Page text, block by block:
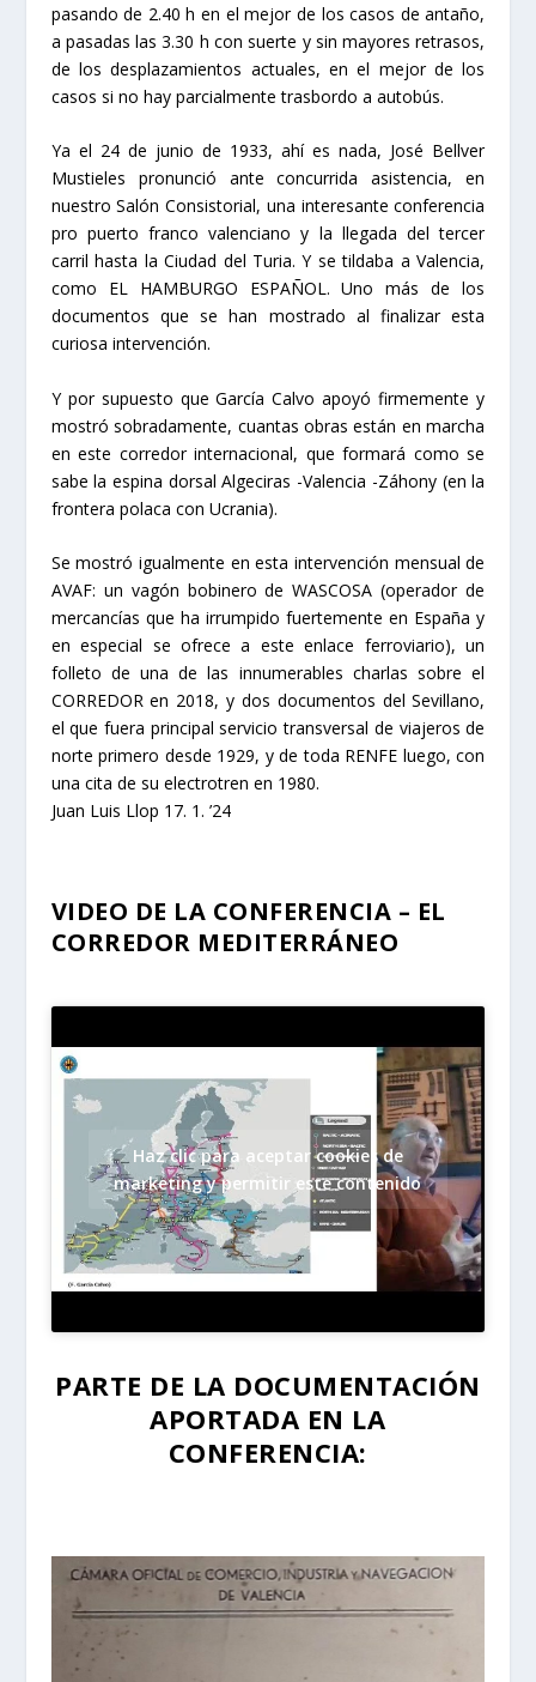
pasando de 2.40 h en el mejor de los casos de antaño,
a pasadas las 3.30 h con suerte y sin mayores retrasos,
de los desplazamientos actuales, en el mejor de los
casos si no hay parcialmente trasbordo a autobús.
Ya el 24 de junio de 1933, ahí es nada, José Bellver
Mustieles pronunció ante concurrida asistencia, en
nuestro Salón Consistorial, una interesante conferencia
pro puerto franco valenciano y la llegada del tercer
carril hasta la Ciudad del Turia. Y se tildaba a Valencia,
como EL HAMBURGO ESPAÑOL. Uno más de los
documentos que se han mostrado al finalizar esta
curiosa intervención.
Y por supuesto que García Calvo apoyó firmemente y
mostró sobradamente, cuantas obras están en marcha
en este corredor internacional, que formará como se
sabe la espina dorsal Algeciras -Valencia -Záhony (en la
frontera polaca con Ucrania).
Se mostró igualmente en esta intervención mensual de
AVAF: un vagón bobinero de WASCOSA (operador de
mercancías que ha irrumpido fuertemente en España y
en especial se ofrece a este enlace ferroviario), un
folleto de una de las innumerables charlas sobre el
CORREDOR en 2018, y dos documentos del Sevillano,
el que fuera principal servicio transversal de viajeros de
norte primero desde 1929, y de toda RENFE luego, con
una cita de su electrotren en 1980.
Juan Luis Llop 17. 1. ’24
VIDEO DE LA CONFERENCIA – EL
CORREDOR MEDITERRÁNEO
Haz clic para aceptar cookies de
marketing y permitir este contenido
PARTE DE LA DOCUMENTACIÓN
APORTADA EN LA
CONFERENCIA: